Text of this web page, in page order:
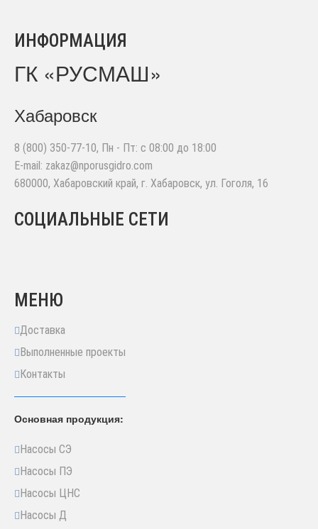
ИНФОРМАЦИЯ
ГК «РУСМАШ»
Хабаровск
8 (800) 350-77-10, Пн - Пт: с 08:00 до 18:00
E-mail: zakaz@nporusgidro.com
680000, Хабаровский край, г. Хабаровск, ул. Гоголя, 16
СОЦИАЛЬНЫЕ СЕТИ
МЕНЮ
Доставка
Выполненные проекты
Контакты
Основная продукция:
Насосы СЭ
Насосы ПЭ
Насосы ЦНС
Насосы Д